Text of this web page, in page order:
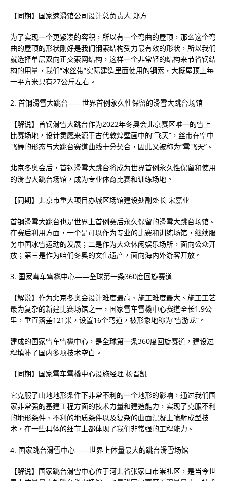
【同期】国家速滑馆公司设计总负责人 郑方
为了实现一个更紧凑的容积，所以有一个弯曲的屋顶，那么这个弯
曲的屋顶的形状刚好是我们钢索结构受力最有效的形状，所以我们
就选择单层双向正交索网结构，这样一个非常轻的结构来节省钢结
构的用量，我们“冰丝带”实际建造里面使用的钢索，大概屋顶上每
一平方米只有27公斤左右。
2. 首钢滑雪大跳台——世界首例永久性保留的滑雪大跳台场馆
【解说】首钢滑雪大跳台作为2022年冬奥会北京赛区唯一的雪上
比赛场地，设计灵感来源于古代敦煌壁画中的“飞天”，丝带在空中
飞舞的形态与大跳台赛道曲线十分契合，因此又被称为“雪飞天”。
北京冬奥会后，首钢滑雪大跳台将成为世界首例永久性保留和使用
的滑雪大跳台场馆，成为专业体育比赛和训练场地。
【同期】北京市重大项目办城区场馆建设处副处长 宋嘉业
首钢滑雪大跳台也是世界上首例赛后永久保留的滑雪大跳台场馆。
在赛后利用方面，一个是可以作为专业的比赛和训练场馆，继续服
务中国冰雪运动的发展；二是作为大众休闲娱乐场所，面向公众开
放；第三是作为咱们冬奥的文化遗产，面向海内外游客开放。
3. 国家雪车雪橇中心——全球第一条360度回旋赛道
【解说】作为北京冬奥会设计难度最高、施工难度最大、施工工艺
最为复杂的新建比赛场馆之一，国家雪车雪橇中心赛道全长1.9公
里，垂直落差121米，设置16个弯道，被形象地称为“雪游龙”。
建成的国家雪车雪橇中心，是全球第一条360度回旋赛道，建设过
程填补了国内多项技术空白。
【同期】国家雪车雪橇中心设施经理 杨晋凯
它克服了山地地形条件下非常不利的一个地形的影响，通过我们国
家非常强的基建工程方面的技术力量和建造能力，实现了克服不利
的地形条件、不利的地质条件以及复杂的曲面混凝土喷射成型技
术，在一些具体的细节上都体现了我们非常强的工程能力。
4. 国家跳台滑雪中心——世界上体量最大的跳台滑雪场馆
【解说】国家跳台滑雪中心位于河北省张家口市崇礼区，是当今世